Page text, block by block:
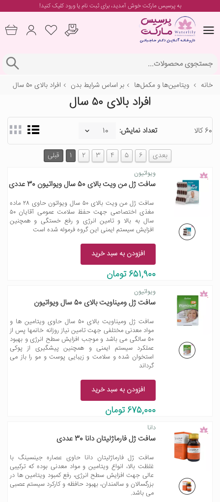
به پرسیس مارکت خوش آمدید، برایثبت نام یا ورودکلیک کنید!
خانه ویتامین‌ها و مکمل‌ها بر اساس شرایط بدن افراد بالای ۵۰ سال
افراد بالای ۵۰ سال
60 کالا تعداد نمایش:
قبلی 1 2 3 4 5 6 بعدی
ویواتیون
سافت ژل من ویت بالای 50 سال ویواتیون 30 عددی
سافت ژل من ویت بالای ۵۰ سال ویواتون حاوی ۲۸ ماده
مغذی اختصاصی جهت حفظ سلامت عمومی آقایان ۵۰
سال به بالا و تامین انرژی و رفع خستگی و همچنین
افزایش سیستم ایمنی این گروه فرموله شده است
افزودن به سبد خرید
651,900 تومان
ویواتیون
سافت ژل ومیناویت بالای 50 سال ویواتیون
سافت ژل ومیناویت بالای ۵۰ سال حاوی ویتامین ها و
مواد معدنی مختلفی جهت تامین نیاز روزانه خانمها پس از
۵۰ سالگی می باشد و موجب افزایش سطح انرژی و بهبود
عملکرد سیستم ایمنی و همچنین پیشگیری از پوکی
استخوان شده و سلامت و زیبایی پوست و مو را باز می
گرداند
افزودن به سبد خرید
675,000 تومان
دانا
سافت ژل فارماژلیتان دانا 30 عددی
سافت ژل فارماژلیتان دانا حاوی عصاره جینسینگ با
غلظت بالا، انواع ویتامین و مواد معدنی بوده که ترکیبی
عالی جهت افزایش سطح انرژی، رفع کمبود ویتامین ها در
بزرگسالان و سالمندان، بهبود حافظه و کارکرد سیستم عصبی
می باشد.